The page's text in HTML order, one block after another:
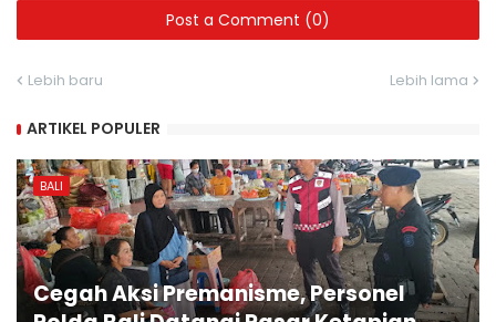
Post a Comment (0)
Lebih baru Lebih lama
ARTIKEL POPULER
BALI
Cegah Aksi Premanisme, Personel